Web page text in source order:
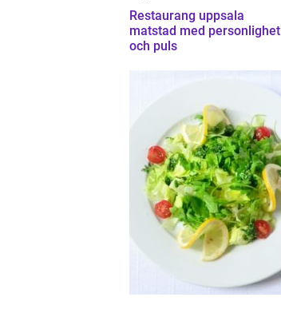
Restaurang uppsala
matstad med personlighet
och puls